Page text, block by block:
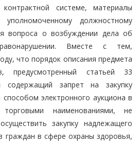
системе, материалы
уполномоченному должностному
вопроса о возбуждении дела об
Вместе с тем,
что порядок описания предмета
предусмотренный статьей 33
содержащий запрет на закупку
способом электронного аукциона в
наименованиями, не
закупку надлежащего
граждан в сфере охраны здоровья,